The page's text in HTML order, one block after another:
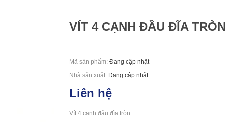
VÍT 4 CẠNH ĐẦU ĐĨA TRÒN
Mã sản phẩm: Đang cập nhật
Nhà sản xuất: Đang cập nhật
Liên hệ
Vít 4 cạnh đầu đĩa tròn